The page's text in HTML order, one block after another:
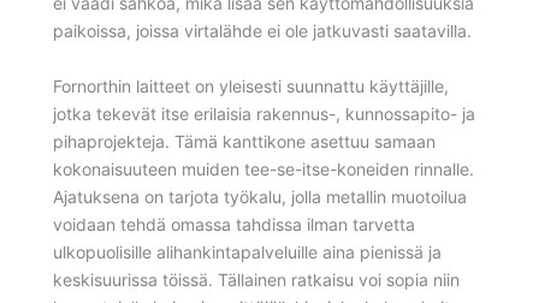
paikoissa, joissa virtalähde ei ole jatkuvasti saatavilla.
Fornorthin laitteet on yleisesti suunnattu käyttäjille,
jotka tekevät itse erilaisia rakennus-, kunnossapito- ja
pihaprojekteja. Tämä kanttikone asettuu samaan
kokonaisuuteen muiden tee-se-itse-koneiden rinnalle.
Ajatuksena on tarjota työkalu, jolla metallin muotoilua
voidaan tehdä omassa tahdissa ilman tarvetta
ulkopuolisille alihankintapalveluille aina pienissä ja
keskisuurissa töissä. Tällainen ratkaisu voi sopia niin